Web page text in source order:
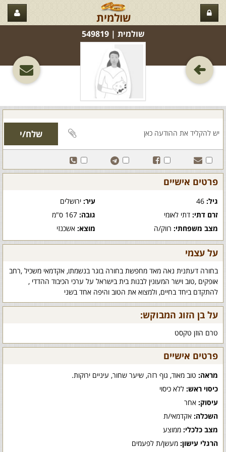
שולמית
שולמית‏ | 549819
פרטים אישיים
גיל: עיר:ירושלים
זרם דתי: דתי לאומי גובה:167 ס"מ
מצב משפחתי: רווק/ה מוצא:אשכנזי
על עצמי
בחורה דעתנית נאה מאד מחפשת בחורה בוגר בנשמתו, אקדמאי משכיל ,רחב
אופקים ,טוב וישר המעונין לבנות בית בישראל על ערכי הכיבוד ההדדי ,
להתקדם ביחד בחיים, ולמצוא את הטוב והיפה אחד בשני
על בן הזוג המבוקש:
טרם הוזן טקסט
פרטים אישיים
מראה: טוב מאוד, גוף רזה, שיער שחור, עיניים ירוקות.
כיסוי ראש: ללא כיסוי
עיסוק: אחר
השכלה: אקדמאי/ת
מצב כלכלי: ממוצע
הרגלי עישון: מעשן/ת לפעמים